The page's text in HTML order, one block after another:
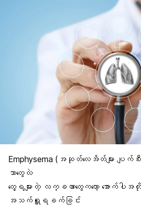
Emphysema (အဆုတ်လေအိတ်များ ပျ
ဘာတွေလဲ
တွေ့ရများတဲ့ လက္ခဏာတွေကတော့ အောက်ပါ
အသက်ရှူရခက်ခြင်း